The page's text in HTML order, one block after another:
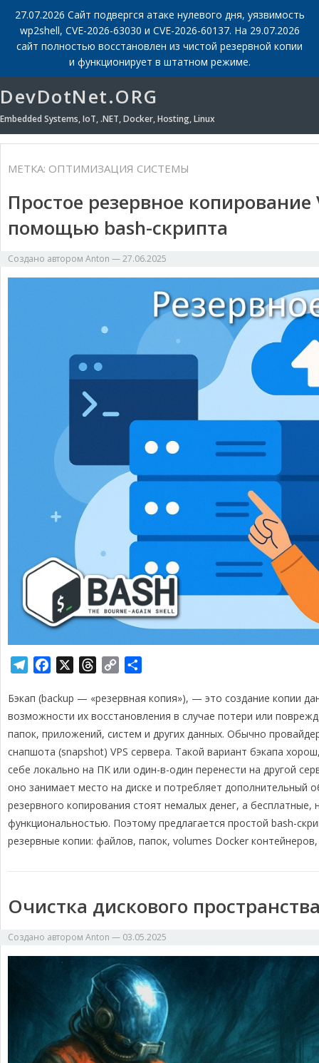
27.07.2026 Сайт подвергся атаке нулевого дня, уязвимость
wp2shell, CVE-2026-63030 и CVE-2026-60137. На 29.07.2026
сайт полностью восстановлен из чистой резервной копии
и функционирует в штатном режиме.
DevDotNet.ORG
Embedded Systems, IoT, .NET, Docker, Hosting, Linux
МЕТКА: ОПТИМИЗАЦИЯ СИСТЕМЫ
Простое резервное копирование
помощью bash-скрипта
Создано автором Anton —27.06.2025
l
e
g
r
a
m
c
e
b
o
o
k
r
e
a
d
s
p
y
L
i
n
k
п
р
а
в
и
т
ь
Бэкап (backup — «резервная копия»), — это создание копии
возможности их восстановления в случае потери или
папок, приложений, систем и других данных. Обычно
снапшота (snapshot) VPS сервера. Такой вариант бэкапа
себе локально на ПК или один-в-один перенести на другой
оно занимает место на диске и потребляет
резервного копирования стоят немалых денег, а
функциональностью. Поэтому предлагается простой bash-
резервные копии: файлов, папок, volumes Docker
Очистка дискового
Создано автором Anton — 03.05.2025